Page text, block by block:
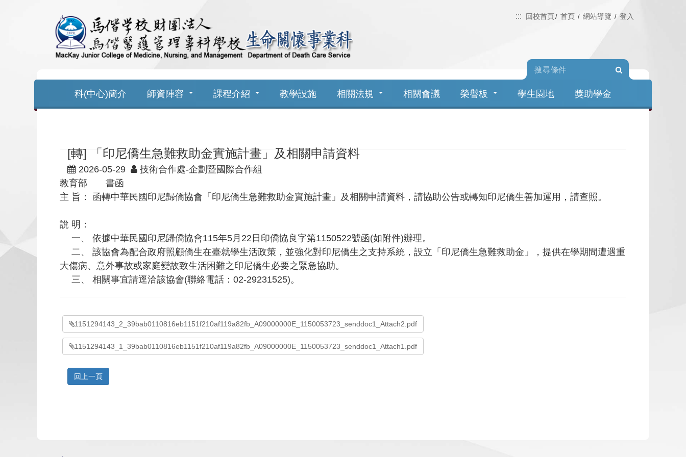
::: 回校首頁 首頁 網站導覽 登入
科(中心)簡介 師資陣容 課程介紹 教學設施 相關法規 相關會議 榮譽板 學生園地 獎助學金
[轉] 「印尼僑生急難救助金實施計畫」及相關申請資料
2026-05-29
技術合作處-企劃暨國際合作組
教育部 書函
主 旨： 函轉中華民國印尼歸僑協會「印尼僑生急難救助金實施計畫」及相關申請資料，請協助公告或轉知印尼僑生善加運用，請查照。
說 明：
一、 依據中華民國印尼歸僑協會115年5月22日印僑協良字第1150522號函(如附件)辦理。
二、 該協會為配合政府照顧僑生在臺就學生活政策，並強化對印尼僑生之支持系統，設立「印尼僑生急難救助金」，提供在學期間遭遇重
大傷病、意外事故或家庭變故致生活困難之印尼僑生必要之緊急協助。
三、 相關事宜請逕洽該協會(聯絡電話：02-29231525)。
1151294143_2_39bab0110816eb1151f210af119a82fb_A09000000E_1150053723_senddoc1_Attach2.pdf
1151294143_1_39bab0110816eb1151f210af119a82fb_A09000000E_1150053723_senddoc1_Attach1.pdf